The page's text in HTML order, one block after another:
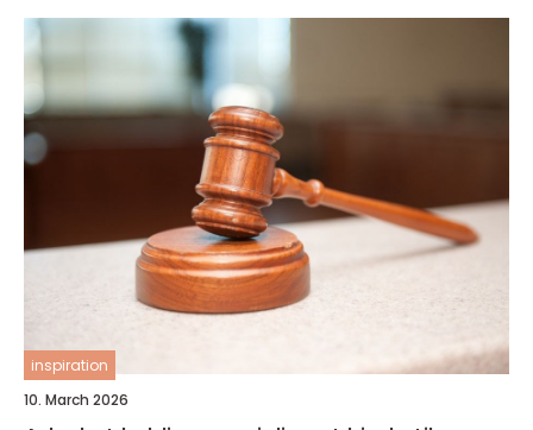
inspiration
10. March 2026